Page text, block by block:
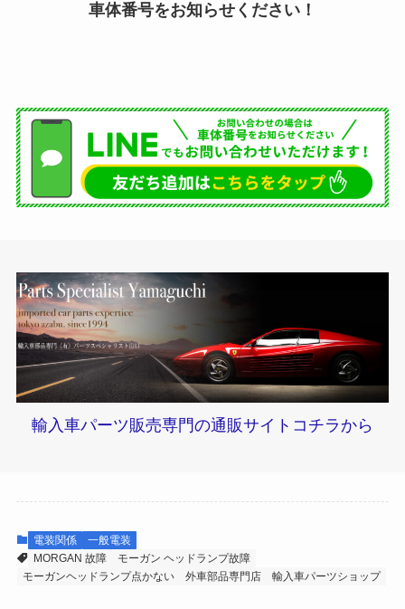
車体番号をお知らせください！
輸入車パーツ販売専門の通販サイトコチラから
電装関係
一般電装
MORGAN 故障
モーガン ヘッドランプ故障
モーガンヘッドランプ点かない
外車部品専門店 輸入車パーツショップ